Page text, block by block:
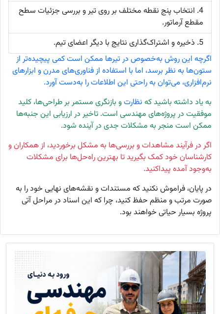
4. انتخاب پنج نقطه مختلف بر روی تیر و بررسی جزئیات سطح
مقطع آرماتور.
5. ذخیره و اشتراک‌گذاری نتایج با دیگر اعضای تیم.
اگرچه این روش به‌خصوص در تیرها ممکن است کمی پیچیده‌تر از
ستون‌ها به نظر برسد، اما با استفاده از فناوری‌های مدرن و ابزارهای
نرم‌افزاری، می‌توان به راحتی این اطلاعات را به‌دست آورد.
به یاد داشته باشید که نظارتو بازنگری مستمر بر طراحی‌ها، کلید
موفقیت در پروژه‌های مهندسی است. تاخیر در ارزیابی این جنبه‌ها
ممکن است منجر به مشکلات جدی در آینده شود.
اگر در فرآیند مشاهدات و بررسی‌ها به مشکل برخوردید، از همکاران و
کارشناسان خود کمک بگیرید تا بهترین راه‌حل‌ها برای مشکلات
به‌وجود آمده پیداکنید.
در پایان، فراموش نکنید که مستندات و نقشه‌های نهایی خود را به
صورت مرتب و منظم حفظ کنید، چرا که این اسناد در مراحل آتی
پروژه بسیار حیاتی خواهند بود.